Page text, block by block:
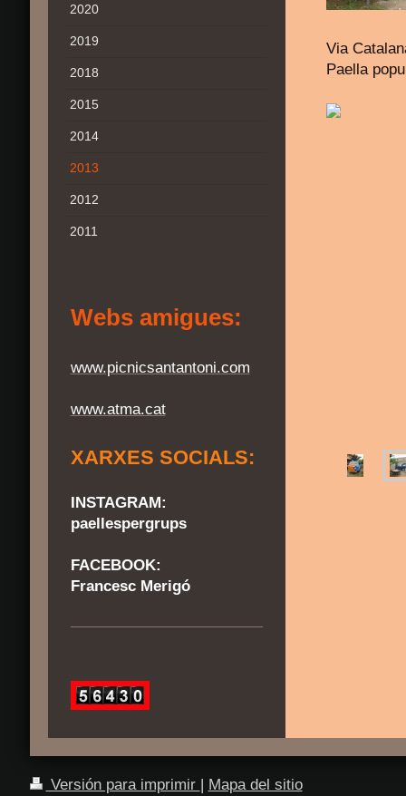
Via
Paella
2020
2019
2018
2015
2014
2013
2012
2011
Webs amigues:
www.picnicsantantoni.com
www.atma.cat
XARXES SOCIALS:
INSTAGRAM:
paellespergrups
FACEBOOK:
Francesc Merigó
Versión para imprimir
Mapa del sitio